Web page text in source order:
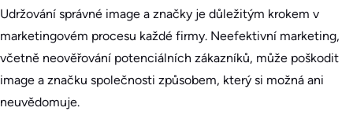
Udržování správné image a značky je důležitým krokem v
marketingovém procesu každé firmy. Neefektivní marketing,
včetně neověřování potenciálních zákazníků, může poškodit
image a značku společnosti způsobem, který si možná ani
neuvědomuje.